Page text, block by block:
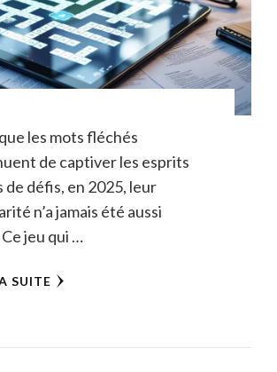
les mots fléchés
de captiver les esprits
de défis, en 2025, leur
n’a jamais été aussi
jeu qui …
SUITE